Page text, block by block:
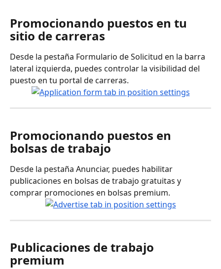
Promocionando puestos en tu
sitio de carreras
Desde la pestaña Formulario de Solicitud en la barra
lateral izquierda, puedes controlar la visibilidad del
puesto en tu portal de carreras.
Promocionando puestos en
bolsas de trabajo
Desde la pestaña Anunciar, puedes habilitar
publicaciones en bolsas de trabajo gratuitas y
comprar promociones en bolsas premium.
Publicaciones de trabajo
premium